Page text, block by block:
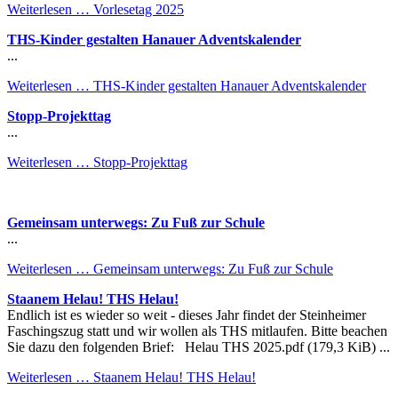
Weiterlesen … Vorlesetag 2025
THS-Kinder gestalten Hanauer Adventskalender
...
Weiterlesen … THS-Kinder gestalten Hanauer Adventskalender
Stopp-Projekttag
...
Weiterlesen … Stopp-Projekttag
Gemeinsam unterwegs: Zu Fuß zur Schule
...
Weiterlesen … Gemeinsam unterwegs: Zu Fuß zur Schule
Staanem Helau! THS Helau!
Endlich ist es wieder so weit - dieses Jahr findet der Steinheimer
Faschingszug statt und wir wollen als THS mitlaufen. Bitte beachen
Sie dazu den folgenden Brief: Helau THS 2025.pdf (179,3 KiB) ...
Weiterlesen … Staanem Helau! THS Helau!